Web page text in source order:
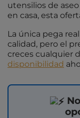
utensilios de
en casa, esta
La única pega
calidad, pero el
creces cualquier
disponibilidad